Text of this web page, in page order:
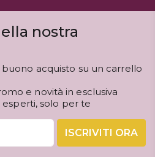
nostra
acquisto su un carrello
e novità in esclusiva
esperti, solo per te
ISCRIVITI ORA